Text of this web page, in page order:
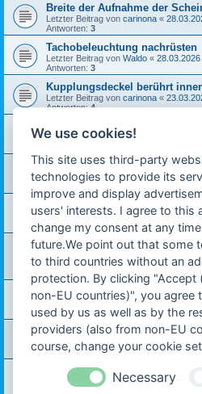
Breite der Aufnahme der
Letzter Beitrag von carinona «
Antworten: 3
Tachobeleuchtung nachrüsten
Letzter Beitrag von Waldo «
Antworten: 3
Kupplungsdeckel berührt
Letzter Beitrag von carinona «
Antworten:4
Hercules M5 Gabel überholen
Letzter Beitrag vonWaldo
Ratschlag zu Schraube im
Letzter Beitrag vonfabio«15.03.2026
Antworten:
Fehlende Scheibenfeder
Letzter Beitrag von carinona «
Antworten:5
Prima 4 ohne Papiere
Letzter Beitrag von carinona «
Antworten:20
Hilfe beim Zündfunke
Letzter Beitrag von carinona
Antworten: 12
Hercules Prima SX 3 Gang
Letzter Beitrag von Ralf ZX 1 «
Antworten:2
Prima 4 bzw. 5 fährt nur 20km/h
Letzter Beitrag voncarinona«
We use cookies!
This site uses third-party
technologies to provide its
improve and display
users' interests. I agree to this
change my consent at any
future.We point out that some
to third countries without an
protection. By clicking "Accept
non-EU countries)", you agree
used by us as well as by the
providers (also from non-EU
course, change your cookie
Necessary